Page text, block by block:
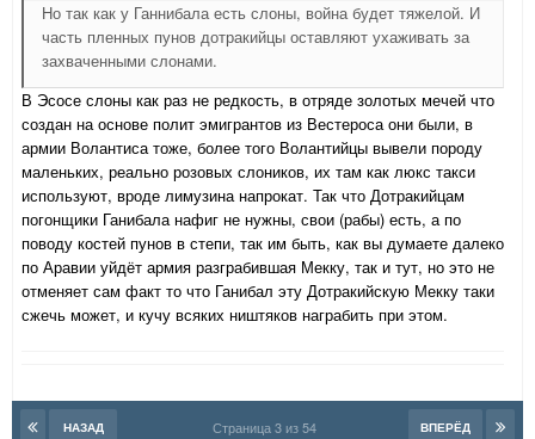
Но так как у Ганнибала есть слоны, война будет тяжелой. И
часть пленных пунов дотракийцы оставляют ухаживать за
захваченными слонами.
В Эсосе слоны как раз не редкость, в отряде золотых мечей что
создан на основе полит эмигрантов из Вестероса они были, в
армии Волантиса тоже, более того Волантийцы вывели породу
маленьких, реально розовых слоников, их там как люкс такси
используют, вроде лимузина напрокат. Так что Дотракийцам
погонщики Ганибала нафиг не нужны, свои (рабы) есть, а по
поводу костей пунов в степи, так им быть, как вы думаете далеко
по Аравии уйдёт армия разграбившая Мекку, так и тут, но это не
отменяет сам факт то что Ганибал эту Дотракийскую Мекку таки
сжечь может, и кучу всяких ништяков награбить при этом.
НАЗАД ВПЕРЁД
Страница 3 из 54